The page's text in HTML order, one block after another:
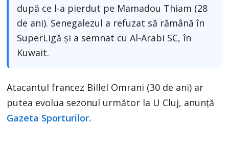
după ce l-a pierdut pe Mamadou Thiam (28
de ani). Senegalezul a refuzat să rămână în
SuperLigă și a semnat cu Al-Arabi SC, în
Kuwait.
Atacantul francez Billel Omrani (30 de ani) ar
putea evolua sezonul următor la U Cluj, anunță
Gazeta Sporturilor.